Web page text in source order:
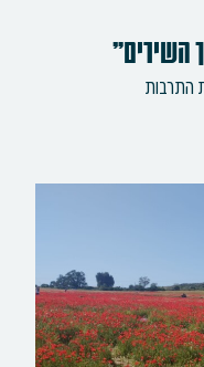
השירים"
התרבות